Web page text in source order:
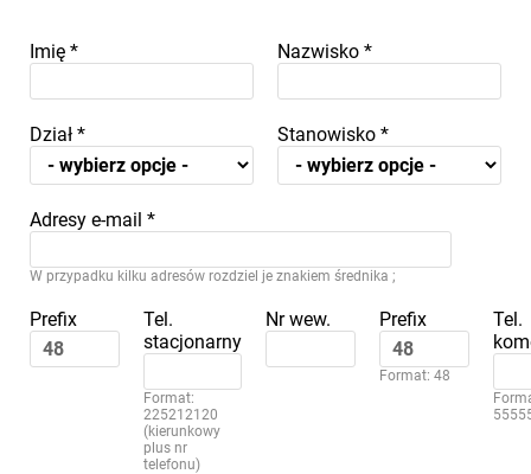
Imię * Nazwisko *
Dział * Stanowisko *
Adresy e-mail *
W przypadku kilku adresów rozdziel je znakiem średnika ;
Prefix
Tel.
stacjonarny
Format:
225212120
(kierunkowy
plus nr
telefonu)
Nr wew. Prefix
Format: 48
Tel.